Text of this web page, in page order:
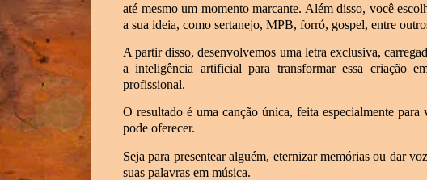
até mesmo um momento marcante. Além disso, você
a sua ideia, como sertanejo, MPB, forró, gospel, entre
A partir disso, desenvolvemos uma letra exclusiva,
a inteligência artificial para transformar essa criação
profissional.
O resultado é uma canção única, feita especialmente
pode oferecer.
Seja para presentear alguém, eternizar memórias ou dar
suas palavras em música.